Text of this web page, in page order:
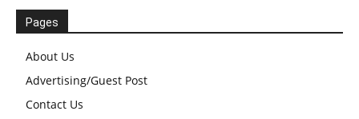
Pages
About Us
Advertising/Guest Post
Contact Us